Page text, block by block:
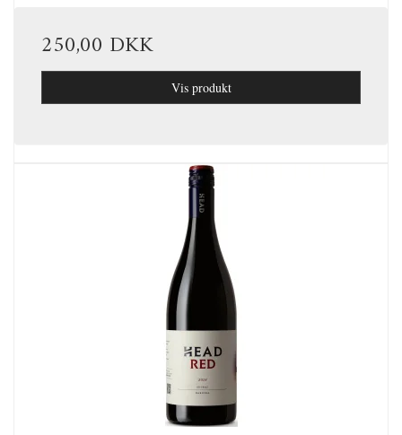
250,00 DKK
Vis produkt